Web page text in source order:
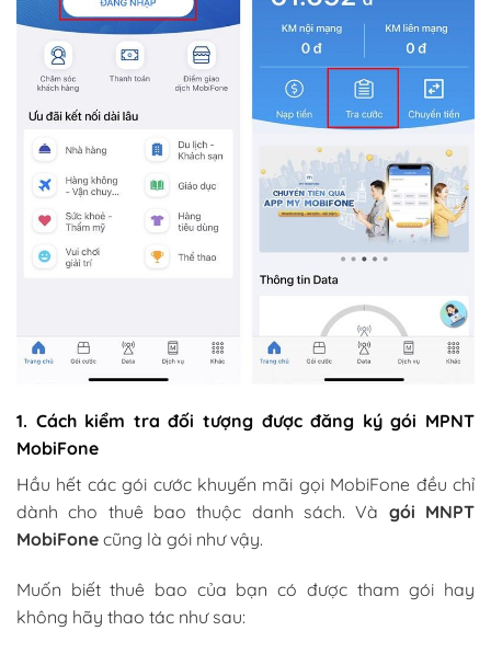
1. Cách kiểm tra đối tượng được đăng ký gói MPNT
MobiFone
Hầu hết các gói cước khuyến mãi gọi MobiFone đều chỉ
dành cho thuê bao thuộc danh sách. Và gói MNPT
MobiFone cũng là gói như vậy.
Muốn biết thuê bao của bạn có được tham gói hay
không hãy thao tác như sau: